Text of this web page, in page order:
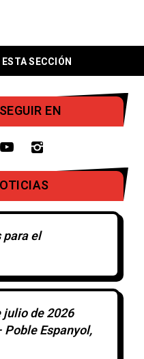
SECCIÓN
EN
el
julio de 2026
Espanyol,